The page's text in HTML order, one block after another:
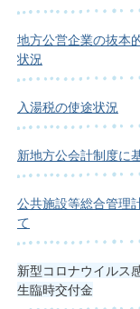
地方公営企業の抜本
状況
入湯税の使途状況
新地方公会計制度に
公共施設等総合管理
て
新型コロナウイルス
生臨時交付金